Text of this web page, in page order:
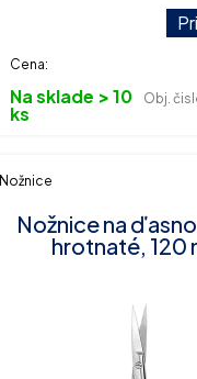
Cena:
Na sklade > 10
ks
Obj.
Nožnice
Nožnice na
hrotnaté, 120